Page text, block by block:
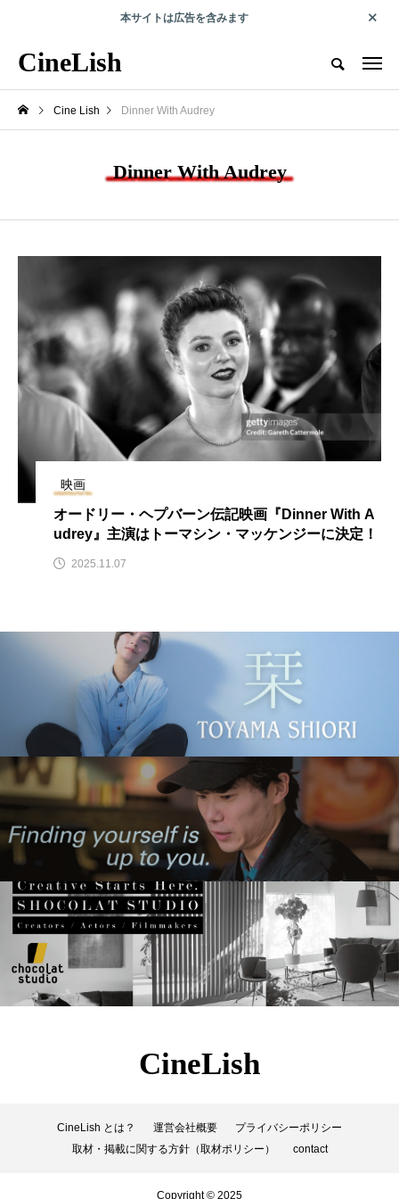
瓦礫の中から、命は生
まれ続ける――ガザ在
住チームが記録したド
キュメンタリー『9月
のアル・ラシード通
り』公開
Rooney
2026.08.04
第6回外山史織コラム
『のめり込んだ「やっ
ている風」の毎日』
2026.08.07
TAG LIST
9月のアル・ラシード通り
HBO版『ハリー・ポッター 』
jkローリング Netflix Return to My Blue
SUPER 8／スーパーエイト
Wicked: For Good（ウィキッド：フォー・グッド）
アニャ・テイラー＝ジョイ
アバター:ファイヤー・アンド・アッシュ
アベンジャーズ：ドゥームズデイ アメリカ
アリアナ・グランデ
アリス・イン・ワンダーランド アン・ハサウェイ
アンドリュー・ガーフィールド アンナ・サワイ
いまおかしんじ監督 インターステラー
本サイトは広告を含みます
CineLish
Cine Lish Dinner With Audrey
Dinner With Audrey
映画
オードリー・ヘプバーン伝記映画『Dinner With A
udrey』主演はトーマシン・マッケンジーに決定！
2025.11.07
CineLish
CineLish とは？ 運営会社概要
プライバシーポリシー
取材・掲載に関する方針（取材ポリシー）
contact
Copyright © 2025